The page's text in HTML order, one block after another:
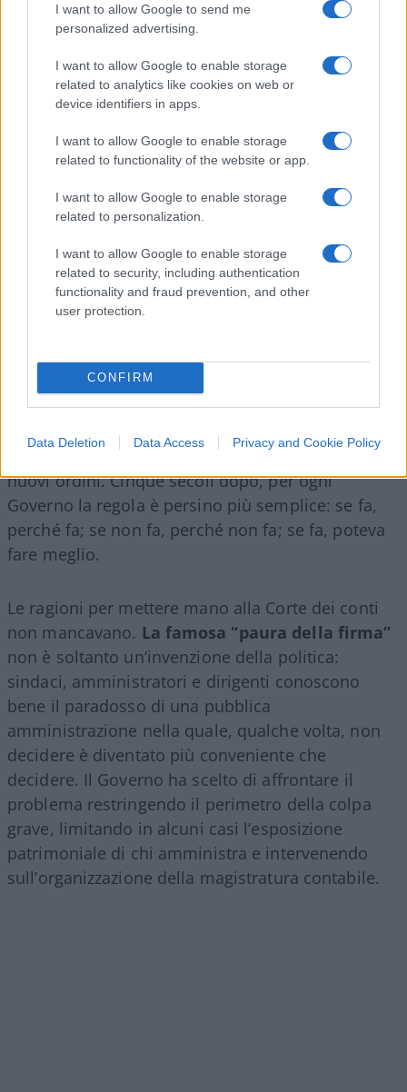
I want to allow Google to send me
personalized advertising.
I want to allow Google to enable storage
related to analytics like cookies on web or
device identifiers in apps.
I want to allow Google to enable storage
related to functionality of the website or app.
I want to allow Google to enable storage
related to personalization.
I want to allow Google to enable storage
related to security, including authentication
functionality and fraud prevention, and other
user protection.
CONFIRM
Data Deletion Data Access Privacy and Cookie Policy
Machiavelli,davanti alla recente riforma della
Corte dei conti, avrebbe probabilmente ricordato
che nulla è «più difficile a trattare» che introdurre
nuovi ordini. Cinque secoli dopo, per ogni
Governo la regola è persino più semplice: se fa,
perché fa; se non fa, perché non fa; se fa, poteva
fare meglio.
Le ragioni per mettere mano alla Corte dei conti
non mancavano. La famosa “paura della firma”
non è soltanto un’invenzione della politica:
sindaci, amministratori e dirigenti conoscono
bene il paradosso di una pubblica
amministrazione nella quale, qualche volta, non
decidere è diventato più conveniente che
decidere. Il Governo ha scelto di affrontare il
problema restringendo il perimetro della colpa
grave, limitando in alcuni casi l’esposizione
patrimoniale di chi amministra e intervenendo
sull’organizzazione della magistratura contabile.